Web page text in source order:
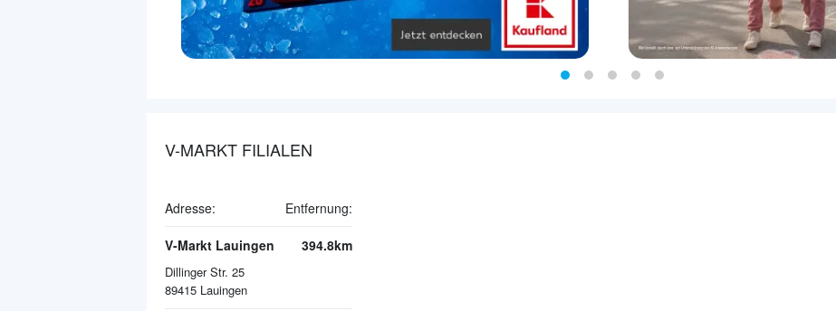
V-MARKT FILIALEN
Adresse: Entfernung:
V-Markt Lauingen
Dillinger Str. 25
89415 Lauingen
394.8km